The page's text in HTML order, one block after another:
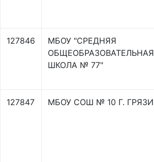
127846
МБОУ "СРЕДНЯЯ
ОБЩЕОБРАЗОВАТЕЛЬНАЯ
ШКОЛА № 77"
127847 МБОУ СОШ № 10 Г. ГРЯЗИ